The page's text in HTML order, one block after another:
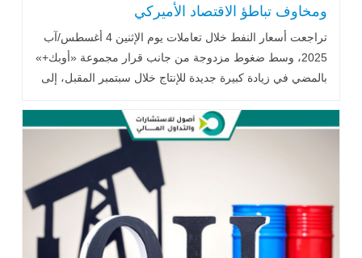
ومخاوف تباطؤ الاقتصاد الأميركي
تراجعت أسعار النفط خلال تعاملات يوم الإثنين 4 أغسطس/آب
2025، وسط ضغوط مزدوجة من جانب قرار مجموعة «أوبك+»
بالمضي في زيادة كبيرة جديدة للإنتاج خلال سبتمبر المقبل، إلى